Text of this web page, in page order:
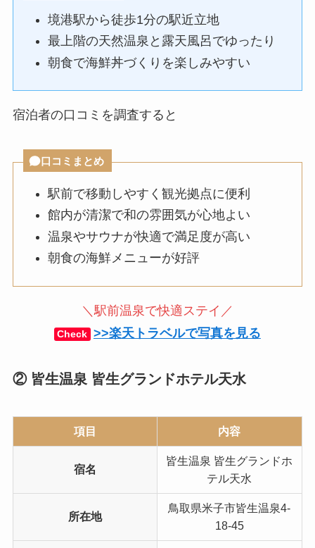
境港駅から徒歩1分の駅近立地
最上階の天然温泉と露天風呂でゆったり
朝食で海鮮丼づくりを楽しみやすい
宿泊者の口コミを調査すると
口コミまとめ
駅前で移動しやすく観光拠点に便利
館内が清潔で和の雰囲気が心地よい
温泉やサウナが快適で満足度が高い
朝食の海鮮メニューが好評
＼駅前温泉で快適ステイ／
Check >>楽天トラベルで写真を見る
② 皆生温泉 皆生グランドホテル天水
項目 内容
宿名
皆生温泉 皆生グランドホ
テル天水
所在地
鳥取県米子市皆生温泉4-
18-45